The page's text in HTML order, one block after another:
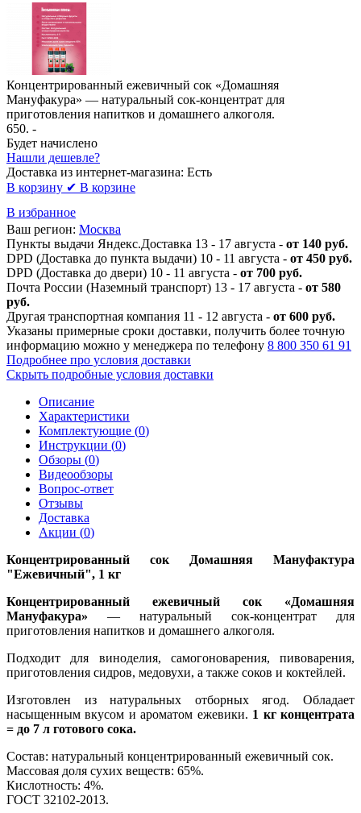
Концентрированный ежевичный сок «Домашняя
Мануфакура» — натуральный сок-концентрат для
приготовления напитков и домашнего алкоголя.
650. -
Будет начислено
Нашли дешевле?
Доставка из интернет-магазина: Есть
В корзину ✔ В корзине
В избранное
Ваш регион: Москва
Пункты выдачи Яндекс.Доставка 13 - 17 августа - от 140 руб.
DPD (Доставка до пункта выдачи) 10 - 11 августа - от 450 руб.
DPD (Доставка до двери) 10 - 11 августа - от 700 руб.
Почта России (Наземный транспорт) 13 - 17 августа - от 580
руб.
Другая транспортная компания 11 - 12 августа - от 600 руб.
Указаны примерные сроки доставки, получить более точную
информацию можно у менеджера по телефону 8 800 350 61 91
Подробнее про условия доставки
Скрыть подробные условия доставки
Описание
Характеристики
Комплектующие (0)
Инструкции (0)
Обзоры (0)
Видеообзоры
Вопрос-ответ
Отзывы
Доставка
Акции (0)
Концентрированный сок Домашняя Мануфактура
"Ежевичный", 1 кг
Концентрированный ежевичный сок «Домашняя
Мануфакура» — натуральный сок-концентрат для
приготовления напитков и домашнего алкоголя.
Подходит для виноделия, самогоноварения, пивоварения,
приготовления сидров, медовухи, а также соков и коктейлей.
Изготовлен из натуральных отборных ягод. Обладает
насыщенным вкусом и ароматом ежевики. 1 кг концентрата
= до 7 л готового сока.
Состав: натуральный концентрированный ежевичный сок.
Массовая доля сухих веществ: 65%.
Кислотность: 4%.
ГОСТ 32102-2013.